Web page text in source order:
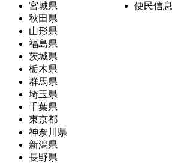
宮城県
秋田県
山形県
福島県
茨城県
栃木県
群馬県
埼玉県
千葉県
東京都
神奈川県
新潟県
長野県
便民信息